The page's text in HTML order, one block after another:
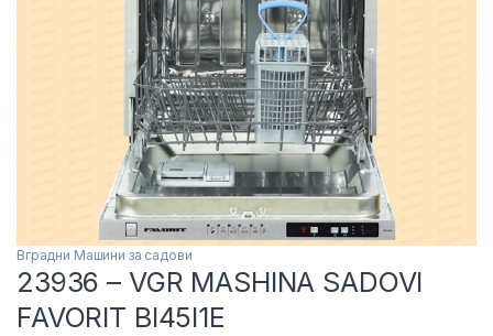
Вградни Машини за садови
23936 – VGR MASHINA SADOVI
FAVORIT BI45I1E